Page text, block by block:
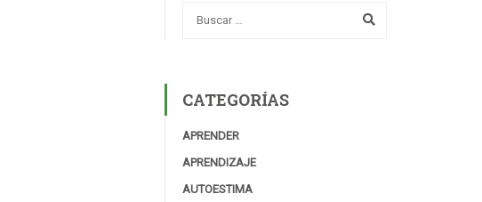
CATEGORÍAS
APRENDER
APRENDIZAJE
AUTOESTIMA